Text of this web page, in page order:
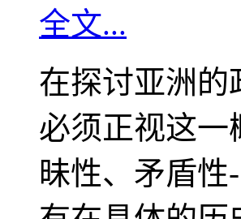
全文...
在探讨亚洲的
必须正视这一
昧性、矛盾